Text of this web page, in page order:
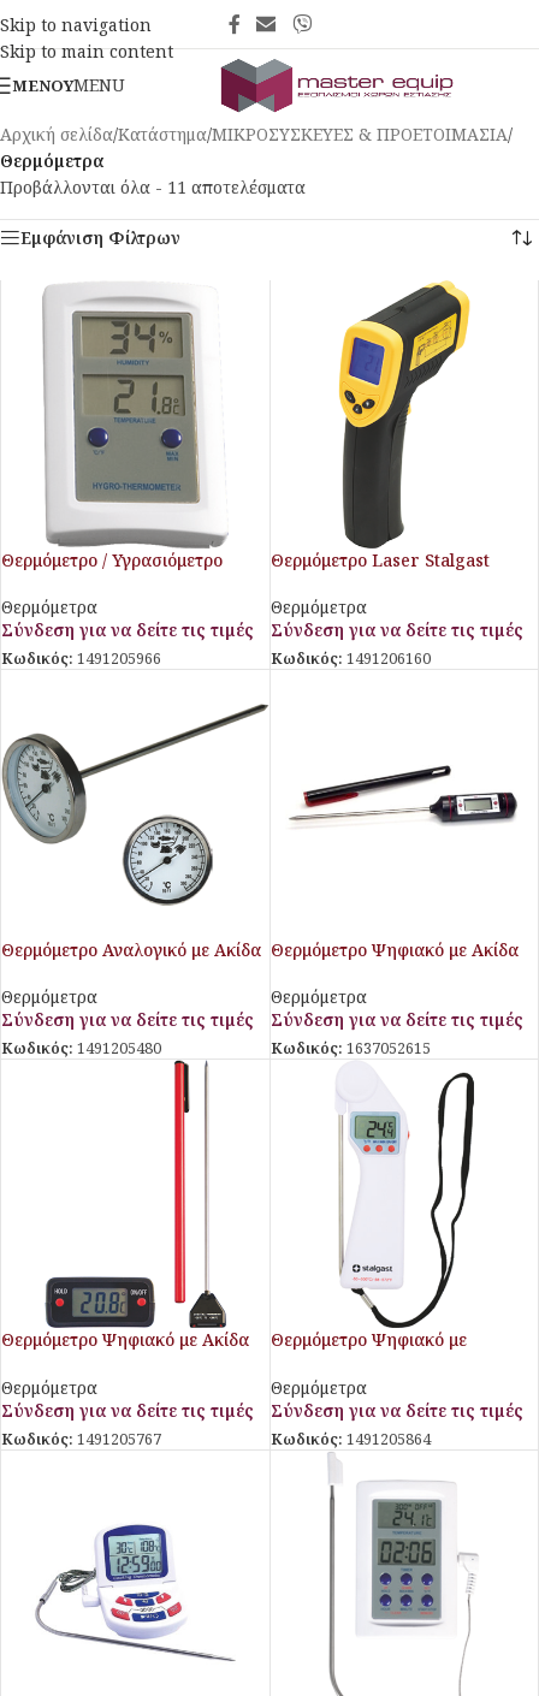
Skip to navigation
Skip to main content
ΜΕΝΟΎMENU
Αρχική σελίδα/Κατάστημα/ΜΙΚΡΟΣΥΣΚΕΥΕΣ & ΠΡΟΕΤΟΙΜΑΣΙΑ/
Θερμόμετρα
Προβάλλονται όλα - 11 αποτελέσματα
Εμφάνιση Φίλτρων
Θερμόμετρο / Υγρασιόμετρο
Θερμόμετρα
Σύνδεση για να δείτε τις τιμές
Κωδικός: 1491205966
Θερμόμετρο Laser Stalgast
Θερμόμετρα
Σύνδεση για να δείτε τις τιμές
Κωδικός: 1491206160
Θερμόμετρο Αναλογικό με Ακίδα
Θερμόμετρα
Σύνδεση για να δείτε τις τιμές
Κωδικός: 1491205480
Θερμόμετρο Ψηφιακό με Ακίδα
Θερμόμετρα
Σύνδεση για να δείτε τις τιμές
Κωδικός: 1637052615
Θερμόμετρο Ψηφιακό με Ακίδα
Θερμόμετρα
Σύνδεση για να δείτε τις τιμές
Κωδικός: 1491205767
Θερμόμετρο Ψηφιακό με
Θερμόμετρα
Σύνδεση για να δείτε τις τιμές
Κωδικός: 1491205864